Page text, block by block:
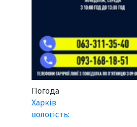
Погода
Харків
вологість: